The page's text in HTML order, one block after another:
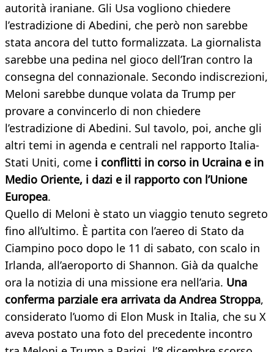
autorità iraniane. Gli Usa vogliono chiedere
l’estradizione di Abedini, che però non sarebbe
stata ancora del tutto formalizzata. La giornalista
sarebbe una pedina nel gioco dell’Iran contro la
consegna del connazionale. Secondo indiscrezioni,
Meloni sarebbe dunque volata da Trump per
provare a convincerlo di non chiedere
l’estradizione di Abedini. Sul tavolo, poi, anche gli
altri temi in agenda e centrali nel rapporto Italia-
Stati Uniti, come i conflitti in corso in Ucraina e in
Medio Oriente, i dazi e il rapporto con l’Unione
Europea.
Quello di Meloni è stato un viaggio tenuto segreto
fino all’ultimo. È partita con l’aereo di Stato da
Ciampino poco dopo le 11 di sabato, con scalo in
Irlanda, all’aeroporto di Shannon. Già da qualche
ora la notizia di una missione era nell’aria. Una
conferma parziale era arrivata da Andrea Stroppa,
considerato l’uomo di Elon Musk in Italia, che su X
aveva postato una foto del precedente incontro